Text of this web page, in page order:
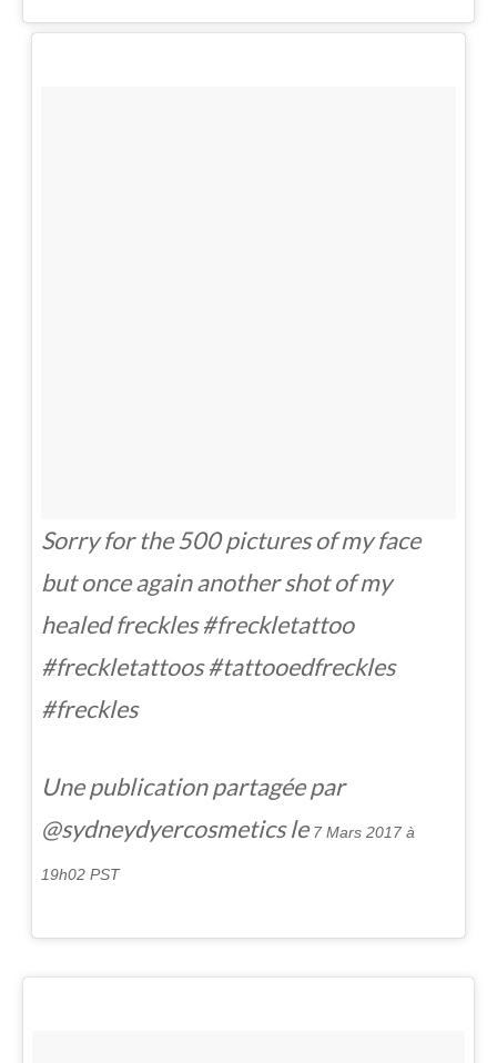
Sorry for the 500 pictures of my face
but once again another shot of my
healed freckles #freckletattoo
#freckletattoos #tattooedfreckles
#freckles
Une publication partagée par
@sydneydyercosmetics le7 Mars 2017 à
19h02 PST